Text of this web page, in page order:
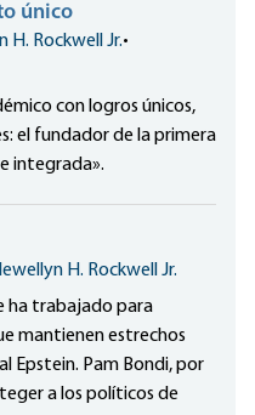
único
H. Rockwell Jr.•
con logros únicos,
el fundador de la primera
integrada».
H. Rockwell Jr.
ha trabajado para
mantienen estrechos
Epstein. Pam Bondi, por
a los políticos de